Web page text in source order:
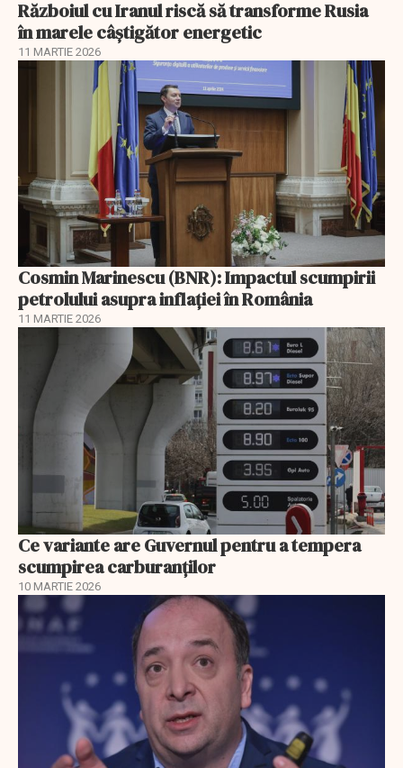
Războiul cu Iranul riscă să transforme Rusia
în marele câștigător energetic
11 MARTIE 2026
Cosmin Marinescu (BNR): Impactul scumpirii
petrolului asupra inflaţiei în România
11 MARTIE 2026
Ce variante are Guvernul pentru a tempera
scumpirea carburanților
10 MARTIE 2026